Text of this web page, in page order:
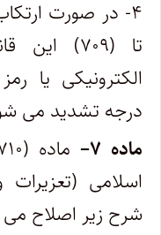
تا (۷۰۹)
الکترونیکی یا
درجه تشدید می
ماده ۷–
اسلامی (تعزیرات
شرح زیر اصلاح